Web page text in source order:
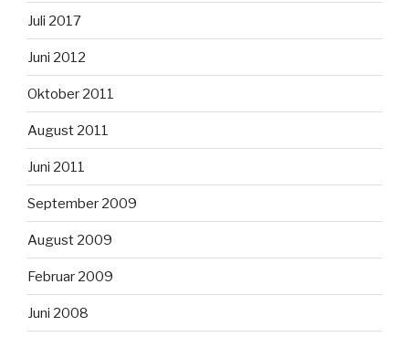
Juli 2017
Juni 2012
Oktober 2011
August 2011
Juni 2011
September 2009
August 2009
Februar 2009
Juni 2008